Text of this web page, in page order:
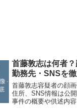
首藤敦志は何者？
勤務先・SNSを
首藤敦志容疑者の顔
住所、SNS情報は公
事件の概要や供述内容